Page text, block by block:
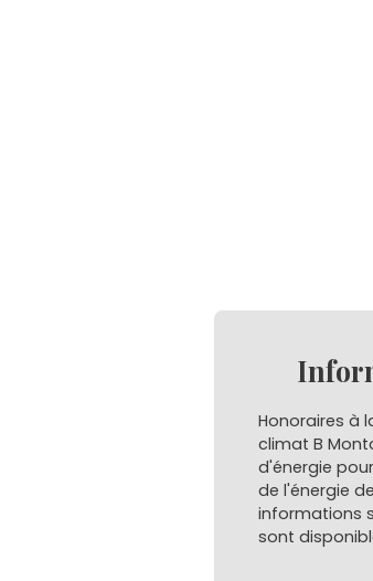
Honoraires à
climat B
d'énergie
de l'énergie
informations
sont